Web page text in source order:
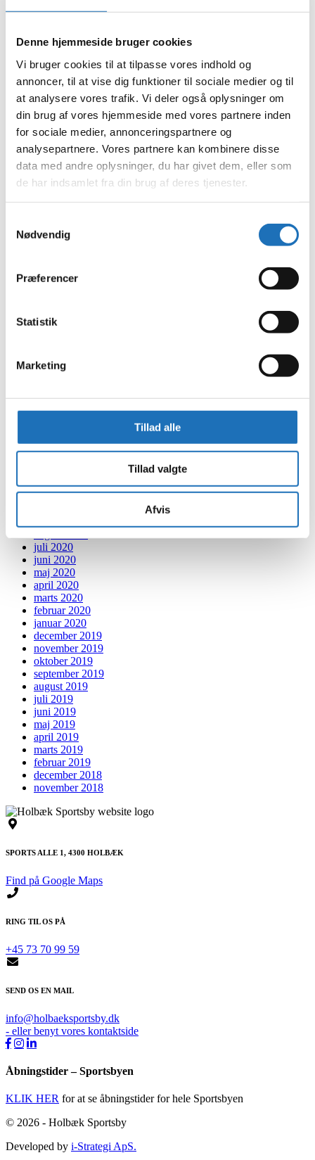
Denne hjemmeside bruger cookies
Vi bruger cookies til at tilpasse vores indhold og
annoncer, til at vise dig funktioner til sociale medier og til
at analysere vores trafik. Vi deler også oplysninger om
din brug af vores hjemmeside med vores partnere inden
for sociale medier, annonceringspartnere og
analysepartnere. Vores partnere kan kombinere disse
data med andre oplysninger, du har givet dem, eller som
de har indsamlet fra din brug af deres tjenester.
Nødvendig
Præferencer
Statistik
Marketing
Tillad alle
Tillad valgte
Afvis
februar 2024
december 2023
oktober 2023
september 2023
juli 2023
juni 2023
maj 2023
februar 2023
januar 2023
december 2022
oktober 2022
august 2022
juli 2022
april 2022
januar 2022
september 2021
juni 2021
marts 2021
december 2020
november 2020
juli 2020
juni 2020
maj 2020
april 2020
marts 2020
februar 2020
januar 2020
december 2019
november 2019
oktober 2019
september 2019
august 2019
juli 2019
juni 2019
maj 2019
april 2019
marts 2019
februar 2019
december 2018
november 2018
SPORTS ALLE 1, 4300 HOLBÆK
Find på Google Maps
RING TIL OS PÅ
+45 73 70 99 59
SEND OS EN MAIL
info@holbaeksportsby.dk
- eller benyt vores kontaktside
Åbningstider – Sportsbyen
KLIK HER for at se åbningstider for hele Sportsbyen
© 2026 - Holbæk Sportsby
Developed by i-Strategi ApS.